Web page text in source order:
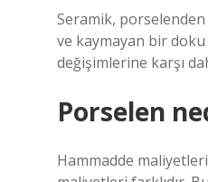
Seramik,
ve kaymayan bir doku
değişimlerine karşı
Porselen
Hammadde